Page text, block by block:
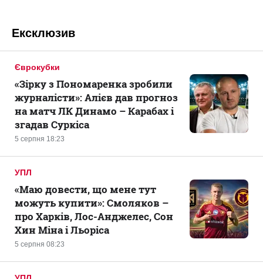
Ексклюзив
Єврокубки
5 серпня 18:23
«Зірку з Пономаренка зробили
журналісти»: Алієв дав прогноз
на матч ЛК Динамо – Карабах і
згадав Суркіса
УПЛ
5 серпня 08:23
«Маю довести, що мене тут
можуть купити»: Смоляков –
про Харків, Лос-Анджелес, Сон
Хин Міна і Льоріса